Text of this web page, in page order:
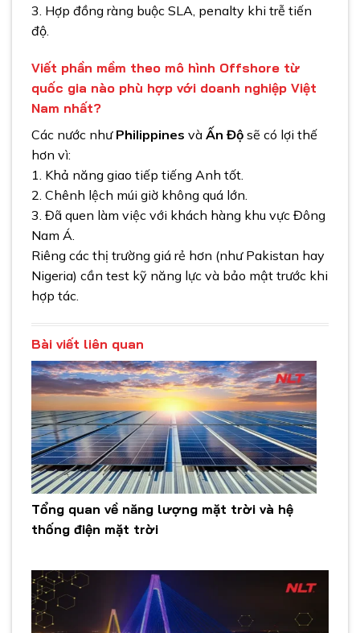
3. Hợp đồng ràng buộc SLA, penalty khi trễ tiến
độ.
Viết phần mềm theo mô hình Offshore từ
quốc gia nào phù hợp với doanh nghiệp Việt
Nam nhất?
Các nước như Philippines và Ấn Độ sẽ có lợi thế
hơn vì:
1. Khả năng giao tiếp tiếng Anh tốt.
2. Chênh lệch múi giờ không quá lớn.
3. Đã quen làm việc với khách hàng khu vực Đông
Nam Á.
Riêng các thị trường giá rẻ hơn (như Pakistan hay
Nigeria) cần test kỹ năng lực và bảo mật trước khi
hợp tác.
Bài viết liên quan
Tổng quan về năng lượng mặt trời và hệ
thống điện mặt trời